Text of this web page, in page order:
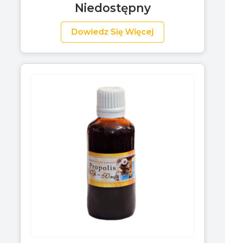
Niedostępny
Dowiedz Się Więcej